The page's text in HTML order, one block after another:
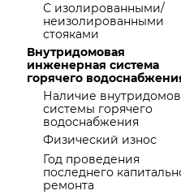
С изолированными/
неизолированными
стояками
Внутридомовая
инженерная система
горячего
Наличие
системы горячего
водоснабжения
Физический износ
Год проведения
последнего
ремонта